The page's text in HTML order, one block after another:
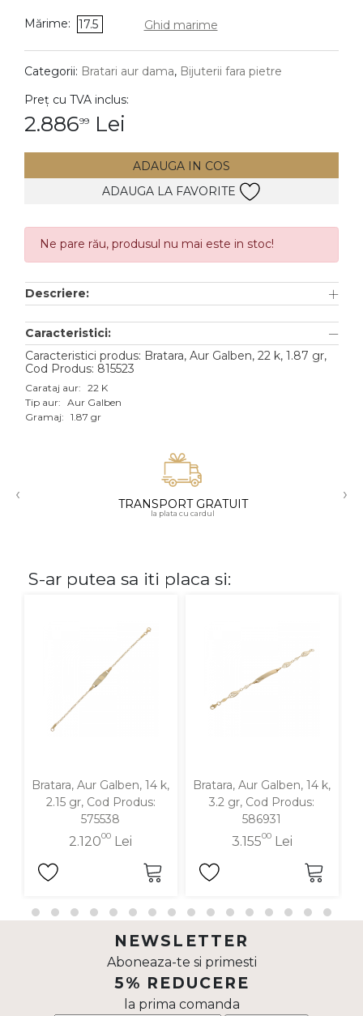
Pandantive
DIAMANTE Vezi toate
Cercei
Accesorii
TIP METAL
Aur galben
Aur alb
Aur roz
Aur mixt
18K
Mărime: 17.5 Ghid marime
Categorii: Bratari aur dama, Bijuterii fara pietre
Preț cu TVA inclus:
2.88699 Lei
ADAUGA IN COS
ADAUGA LA FAVORITE
Ne pare rău, produsul nu mai este in stoc!
Descriere:
Caracteristici:
Caracteristici produs: Bratara, Aur Galben, 22 k, 1.87 gr,
Cod Produs: 815523
Carataj aur: 22 K
Tip aur: Aur Galben
Gramaj: 1.87 gr
‹ TRANSPORT GRATUIT
la plata cu cardul
›
S-ar putea sa iti placa si:
Bratara, Aur Galben, 14 k,
2.15 gr, Cod Produs:
575538
2.12000 Lei
Bratara, Aur Galben, 14 k,
3.2 gr, Cod Produs:
586931
3.15500Lei
NEWSLETTER
Aboneaza-te si primesti
5% REDUCERE
la prima comanda